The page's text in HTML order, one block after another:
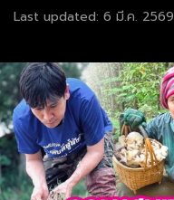
Last updated: 6 มี.ค. 2569